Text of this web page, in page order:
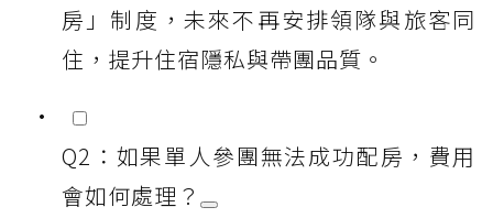
房」制度，未來不再安排領隊與旅客同
住，提升住宿隱私與帶團品質。
Q2：如果單人參團無法成功配房，費用
會如何處理？